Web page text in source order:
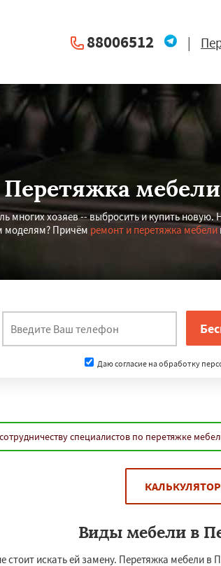
88006512 |
Перетяжка
многих хозяев -- выбросить и купить
моделям? Причём ремонт и перетяжка мебели
Даю согласие на обработку
специалистов по перетяжке
КАЛЬКУЛЯТОР
Виды мебели в
искать ей замену. Перетяжка мебели